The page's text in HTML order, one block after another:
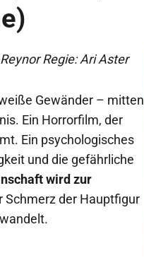
Regie: Ari Aster
Gewänder – mitten
Ein Horrorfilm, der
Ein psychologisches
und die gefährliche
wird zur
Schmerz der Hauptfigur